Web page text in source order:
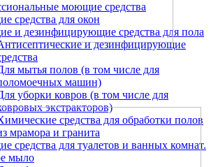
моющие средства
средства для окон
и дезинфицирующие средства для пола
и дезинфицирующие
мытья полов (в том числе для
машин)
уборки ковров (в том числе для
экстракторов)
средства для обработки полов
мрамора и гранита
средства для туалетов и ванных комнат.
мыло